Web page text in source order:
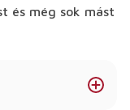
és még sok mást